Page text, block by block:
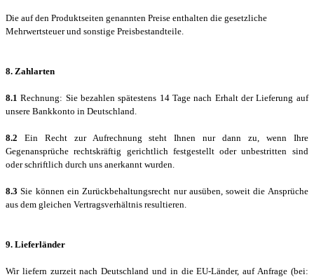
Die auf den Produktseiten genannten Preise enthalten die gesetzliche
Mehrwertsteuer und sonstige Preisbestandteile.
8. Zahlarten
8.1 Rechnung: Sie bezahlen spätestens 14 Tage nach Erhalt der Lieferung auf
unsere Bankkonto in Deutschland.
8.2 Ein Recht zur Aufrechnung steht Ihnen nur dann zu, wenn Ihre
Gegenansprüche rechtskräftig gerichtlich festgestellt oder unbestritten sind
oder schriftlich durch uns anerkannt wurden.
8.3 Sie können ein Zurückbehaltungsrecht nur ausüben, soweit die Ansprüche
aus dem gleichen Vertragsverhältnis resultieren.
9. Lieferländer
Wir liefern zurzeit nach Deutschland und in die EU-Länder, auf Anfrage (bei: